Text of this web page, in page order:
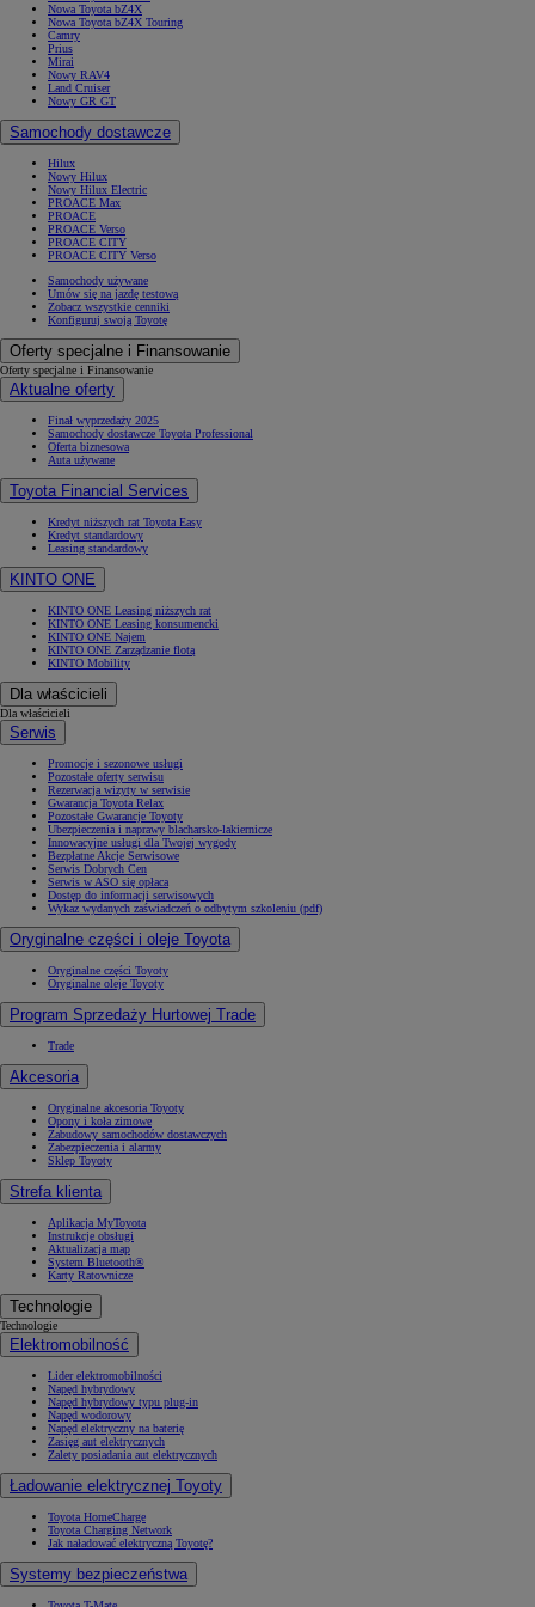
Nowa Toyota bZ4X
Nowa Toyota bZ4X Touring
Camry
Prius
Mirai
Nowy RAV4
Land Cruiser
Nowy GR GT
Samochody dostawcze
Hilux
Nowy Hilux
Nowy Hilux Electric
PROACE Max
PROACE
PROACE Verso
PROACE CITY
PROACE CITY Verso
Samochody używane
Umów się na jazdę testową
Zobacz wszystkie cenniki
Konfiguruj swoją Toyotę
Oferty specjalne i Finansowanie
Oferty specjalne i Finansowanie
Aktualne oferty
Finał wyprzedaży 2025
Samochody dostawcze Toyota Professional
Oferta biznesowa
Auta używane
Toyota Financial Services
Kredyt niższych rat Toyota Easy
Kredyt standardowy
Leasing standardowy
KINTO ONE
KINTO ONE Leasing niższych rat
KINTO ONE Leasing konsumencki
KINTO ONE Najem
KINTO ONE Zarządzanie flotą
KINTO Mobility
Dla właścicieli
Dla właścicieli
Serwis
Promocje i sezonowe usługi
Pozostałe oferty serwisu
Rezerwacja wizyty w serwisie
Gwarancja Toyota Relax
Pozostałe Gwarancje Toyoty
Ubezpieczenia i naprawy blacharsko-lakiernicze
Innowacyjne usługi dla Twojej wygody
Bezpłatne Akcje Serwisowe
Serwis Dobrych Cen
Serwis w ASO się opłaca
Dostęp do informacji serwisowych
Wykaz wydanych zaświadczeń o odbytym szkoleniu (pdf)
Oryginalne części i oleje Toyota
Oryginalne części Toyoty
Oryginalne oleje Toyoty
Program Sprzedaży Hurtowej Trade
Trade
Akcesoria
Oryginalne akcesoria Toyoty
Opony i koła zimowe
Zabudowy samochodów dostawczych
Zabezpieczenia i alarmy
Sklep Toyoty
Strefa klienta
Aplikacja MyToyota
Instrukcje obsługi
Aktualizacja map
System Bluetooth®
Karty Ratownicze
Technologie
Technologie
Elektromobilność
Lider elektromobilności
Napęd hybrydowy
Napęd hybrydowy typu plug-in
Napęd wodorowy
Napęd elektryczny na baterię
Zasięg aut elektrycznych
Zalety posiadania aut elektrycznych
Ładowanie elektrycznej Toyoty
Toyota HomeCharge
Toyota Charging Network
Jak naładować elektryczną Toyotę?
Systemy bezpieczeństwa